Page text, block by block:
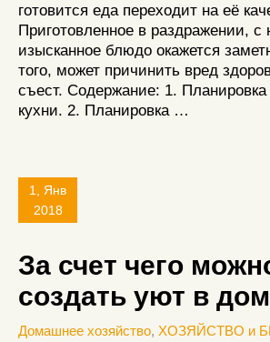
готовится еда переходит на её
Приготовленное в раздражении, с
изысканное блюдо окажется
того, может причинить вред
съест. Содержание: 1.
кухни. 2. Планировка …
1, Янв
2018
За счет чего
создать уют в
Домашнее хозяйство, ХОЗЯЙСТВО и